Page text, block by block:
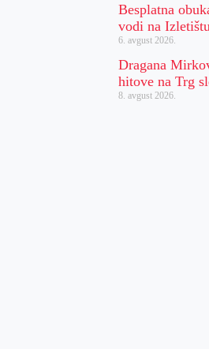
Besplatna
vodi na
6. avgust 2026.
Dragana
hitove na Trg
8. avgust 2026.